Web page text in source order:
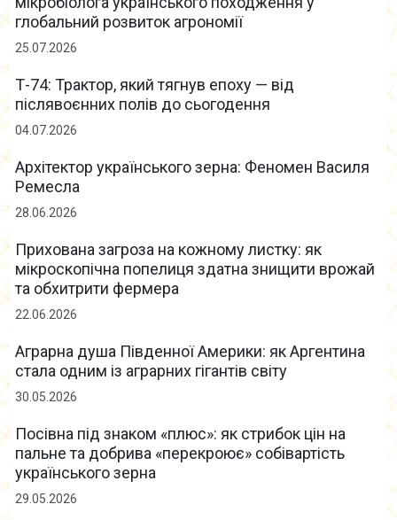
глобальний розвиток агрономії
25.07.2026
Т-74: Трактор, який тягнув епоху — від
післявоєнних полів до сьогодення
04.07.2026
Архітектор українського зерна: Феномен Василя
Ремесла
28.06.2026
Прихована загроза на кожному листку: як
мікроскопічна попелиця здатна знищити врожай
та обхитрити фермера
22.06.2026
Аграрна душа Південної Америки: як Аргентина
стала одним із аграрних гігантів світу
30.05.2026
Посівна під знаком «плюс»: як стрибок цін на
пальне та добрива «перекроює» собівартість
українського зерна
29.05.2026